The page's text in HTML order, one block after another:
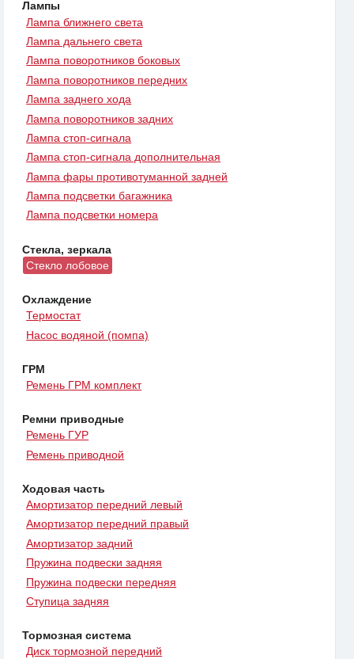
Лампы
Лампа ближнего света
Лампа дальнего света
Лампа поворотников боковых
Лампа поворотников передних
Лампа заднего хода
Лампа поворотников задних
Лампа стоп-сигнала
Лампа стоп-сигнала дополнительная
Лампа фары противотуманной задней
Лампа подсветки багажника
Лампа подсветки номера
Стекла, зеркала
Стекло лобовое
Охлаждение
Термостат
Насос водяной (помпа)
ГРМ
Ремень ГРМ комплект
Ремни приводные
Ремень ГУР
Ремень приводной
Ходовая часть
Амортизатор передний левый
Амортизатор передний правый
Амортизатор задний
Пружина подвески задняя
Пружина подвески передняя
Ступица задняя
Тормозная система
Диск тормозной передний